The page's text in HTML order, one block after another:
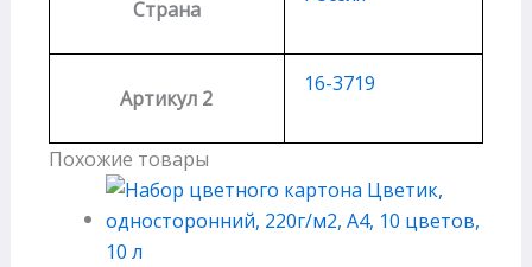
Страна
Артикул 2
16-3719
Похожие товары